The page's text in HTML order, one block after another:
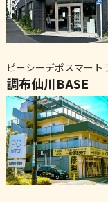
ピーシーデポスマート
調布仙川BASE